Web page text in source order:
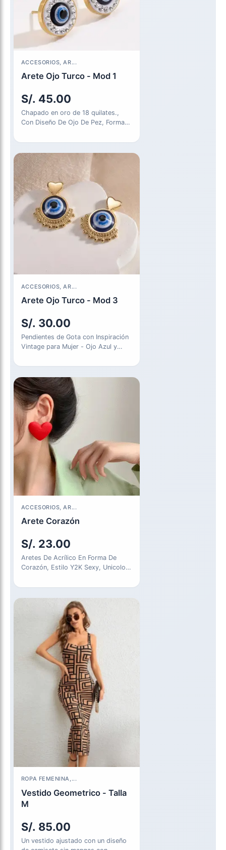
ACCESORIOS, AR...
Arete Ojo Turco - Mod 1
S/. 45.00
Chapado en oro de 18 quilates.,
Con Diseño De Ojo De Pez, Forma
ACCESORIOS, AR...
Arete Ojo Turco - Mod 3
S/. 30.00
Pendientes de Gota con Inspiración
Vintage para Mujer - Ojo Azul y
ACCESORIOS, AR...
Arete Corazón
S/. 23.00
Aretes De Acrílico En Forma De
Corazón, Estilo Y2K Sexy, Unicolor
ROPA FEMENINA,...
Vestido Geometrico - Talla
M
S/. 85.00
Un vestido ajustado con un diseño